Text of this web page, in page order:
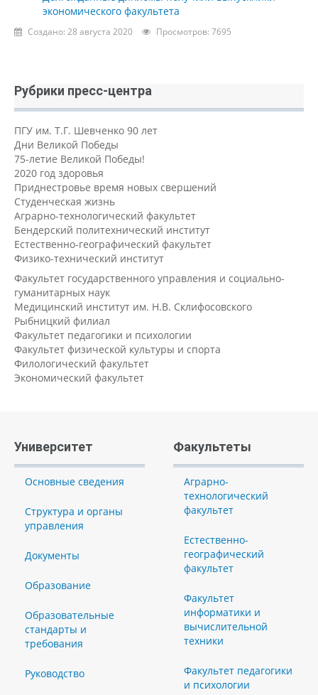
экономического факультета
Создано: 28 августа 2020 Просмотров: 7695
Рубрики пресс-центра
ПГУ им. Т.Г. Шевченко 90 лет
Дни Великой Победы
75-летие Великой Победы!
2020 год здоровья
Приднестровье время новых свершений
Студенческая жизнь
Аграрно-технологический факультет
Бендерский политехнический институт
Естественно-географический факультет
Физико-технический институт
Факультет государственного управления и социально-
гуманитарных наук
Медицинский институт им. Н.В. Склифосовского
Рыбницкий филиал
Факультет педагогики и психологии
Факультет физической культуры и спорта
Филологический факультет
Экономический факультет
Университет
Основные сведения
Структура и органы
управления
Документы
Образование
Образовательные
стандарты и
требования
Руководство
Факультеты
Аграрно-
технологический
факультет
Естественно-
географический
факультет
Факультет
информатики и
вычислительной
техники
Факультет педагогики
и психологии